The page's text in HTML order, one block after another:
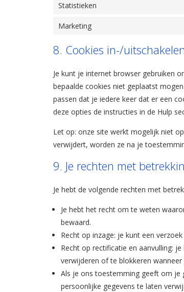
Statistieken
Marketing
8. Cookies in-/
Je kunt je internet browser gebruiken
bepaalde cookies niet geplaatst
passen dat je iedere keer dat er een
deze opties de instructies in de Hulp
Let op: onze site werkt mogelijk niet
verwijdert, worden ze na je
9. Je rechten met
Je hebt de volgende rechten met
Je hebt het recht om te weten
bewaard.
Recht op inzage: je kunt een
Recht op rectificatie en aanvulling:
verwijderen of te blokkeren
Als je ons toestemming geeft om je
persoonlijke gegevens te laten